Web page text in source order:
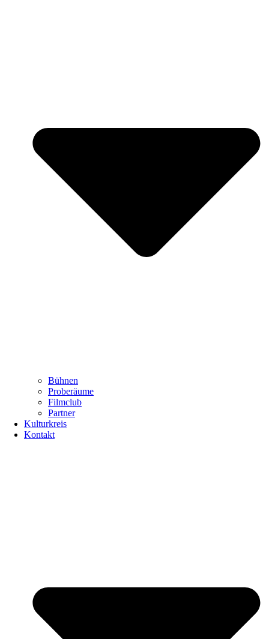
Bühnen
Proberäume
Filmclub
Partner
Kulturkreis
Kontakt